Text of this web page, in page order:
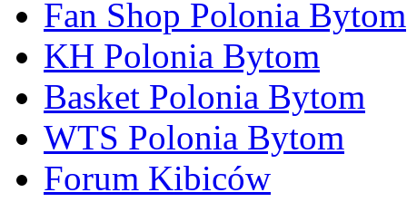
Fan Shop Polonia Bytom
KH Polonia Bytom
Basket Polonia Bytom
WTS Polonia Bytom
Forum Kibiców